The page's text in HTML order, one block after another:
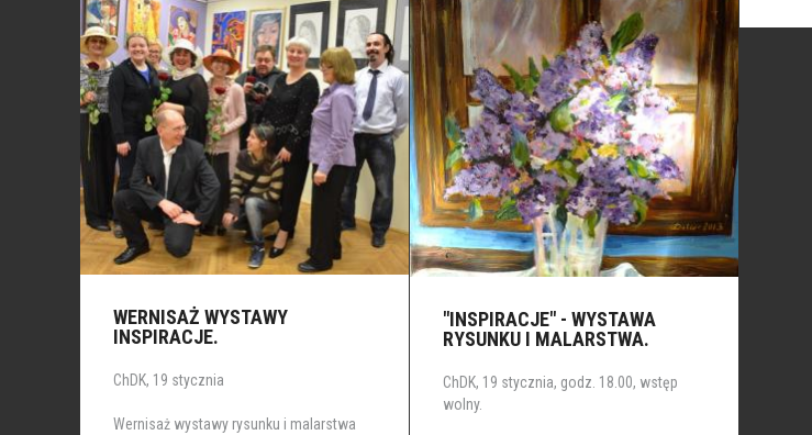
WERNISAŻ WYSTAWY
INSPIRACJE.
ChDK, 19 stycznia
Wernisaż wystawy rysunku i malarstwa
"INSPIRACJE" - WYSTAWA
RYSUNKU I MALARSTWA.
ChDK, 19 stycznia, godz. 18.00, wstęp
wolny.